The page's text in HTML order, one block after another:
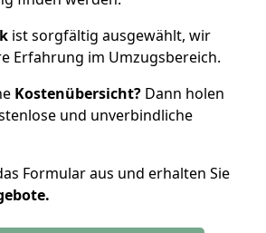
ist sorgfältig ausgewählt, wir
Erfahrung im Umzugsbereich.
Kostenübersicht? Dann holen
und unverbindliche
Formular aus und erhalten Sie